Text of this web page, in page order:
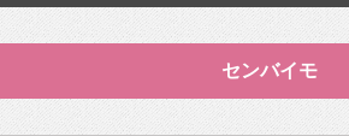
センバイモ